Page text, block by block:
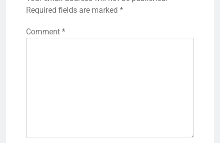
Required fields are marked *
Comment *